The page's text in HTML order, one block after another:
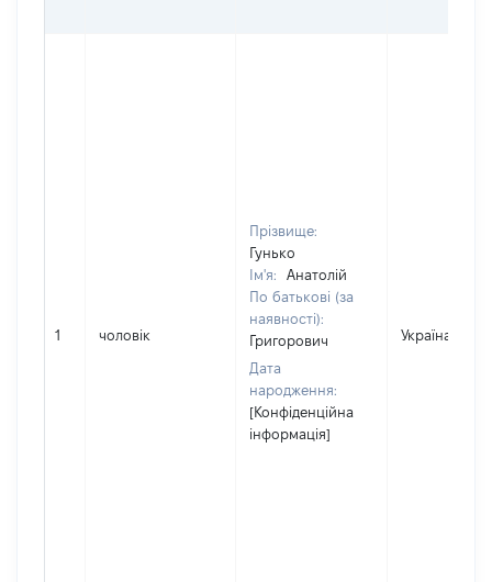
1 чоловік
Прізвище:
Гунько
Ім'я:
Анатолій
По батькові (за
наявності):
Григорович
Дата
народження:
[Конфіденційна
інформація]
Україна